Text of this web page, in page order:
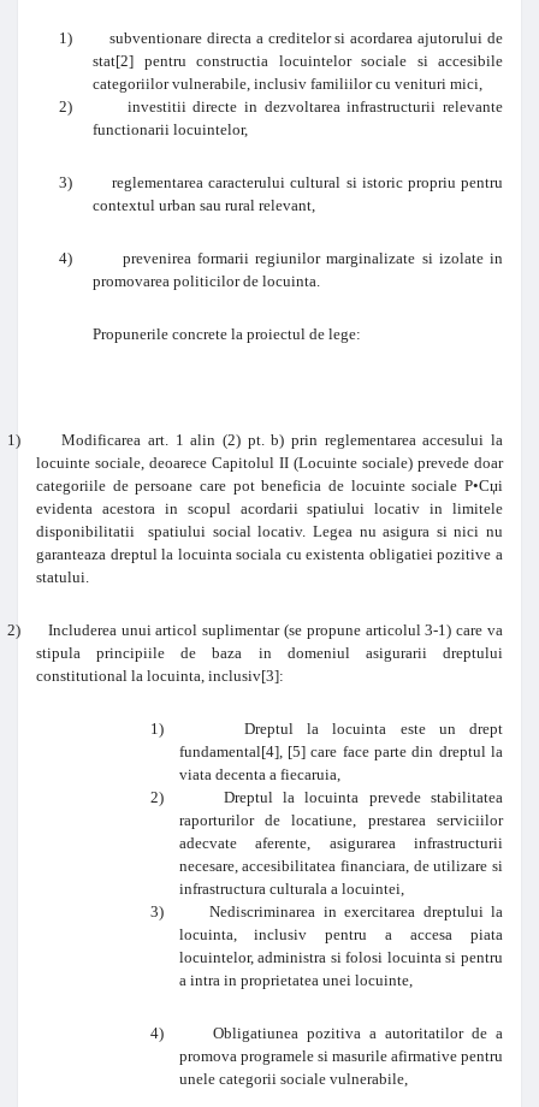
1)
subventionare directa a creditelor si acordarea ajutorului de
stat[2] pentru constructia locuintelor sociale si accesibile
categoriilor vulnerabile, inclusiv familiilor cu venituri mici,
2)
investitii directe in dezvoltarea infrastructurii relevante
functionarii locuintelor,
3)
reglementarea caracterului cultural si istoric propriu pentru
contextul urban sau rural relevant,
4)
prevenirea formarii regiunilor marginalizate si izolate in
promovarea politicilor de locuinta.
Propunerile concrete la proiectul de lege:
1)
Modificarea art. 1 alin (2) pt. b) prin reglementarea accesului la
locuinte sociale, deoarece Capitolul II (Locuinte sociale) prevede doar
categoriile de persoane care pot beneficia de locuinte sociale Р•Сџi
evidenta acestora in scopul acordarii spatiului locativ in limitele
disponibilitatii spatiului social locativ. Legea nu asigura si nici nu
garanteaza dreptul la locuinta sociala cu existenta obligatiei pozitive a
statului.
2)
Includerea unui articol suplimentar (se propune articolul 3-1) care va
stipula principiile de baza in domeniul asigurarii dreptului
constitutional la locuinta, inclusiv[3]:
1)
Dreptul la locuinta este un drept
fundamental[4], [5]care face parte din dreptul la
viata decenta a fiecaruia,
2)
Dreptul la locuinta prevede stabilitatea
raporturilor de locatiune, prestarea serviciilor
adecvate aferente, asigurarea infrastructurii
necesare, accesibilitatea financiara, de utilizare si
infrastructura culturala a locuintei,
3)
Nediscriminarea in exercitarea dreptului la
locuinta, inclusiv pentru a accesa piata
locuintelor, administra si folosi locuinta si pentru
a intra in proprietatea unei locuinte,
4)
Obligatiunea pozitiva a autoritatilor de a
promova programele si masurile afirmative pentru
unele categorii sociale vulnerabile,